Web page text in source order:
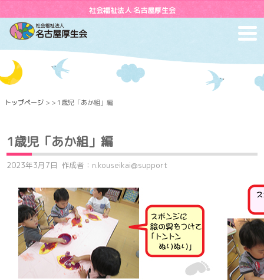
社会福祉法人 名古屋厚生会
トップページ > > 1歳児「あか組」編
1歳児「あか組」編
2023年3月7日 作成者：n.kouseikai@support